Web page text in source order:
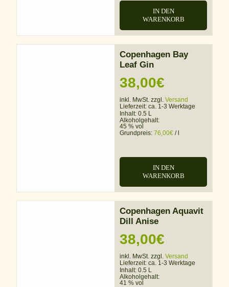
IN DEN
WARENKORB
Copenhagen Bay
Leaf Gin
38,00€
inkl. MwSt. zzgl. Versand
Lieferzeit: ca. 1-3 Werktage
Inhalt: 0.5 L
Alkoholgehalt:
45 % vol
Grundpreis: 76,00€ /l
IN DEN
WARENKORB
Copenhagen Aquavit
Dill Anise
38,00€
inkl. MwSt. zzgl. Versand
Lieferzeit: ca. 1-3 Werktage
Inhalt: 0.5 L
Alkoholgehalt:
41 % vol